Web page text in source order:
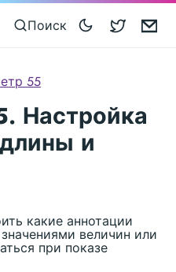
Поиск
55
Настройка
и
какие аннотации
величин или
при показе